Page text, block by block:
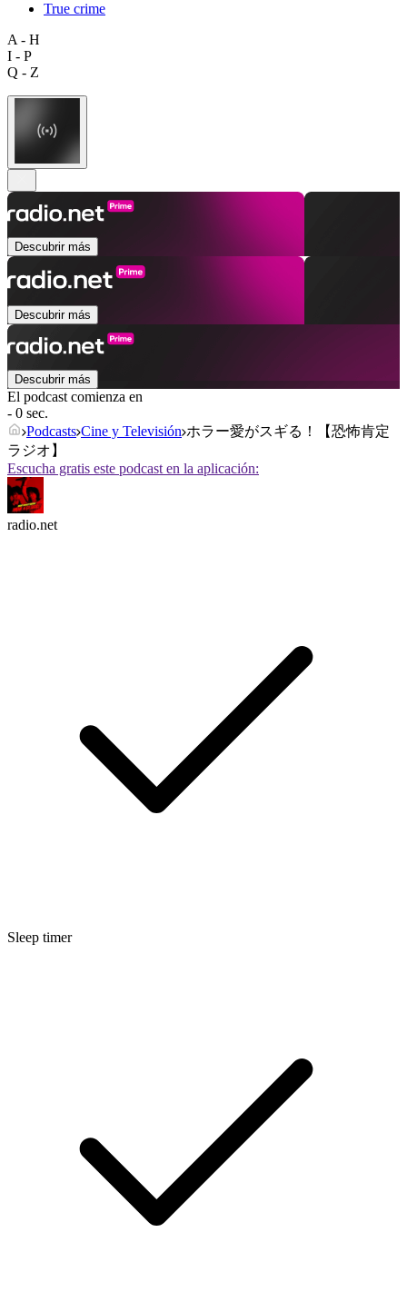
True crime
A - H
I - P
Q - Z
Descubrir más
Descubrir más
Descubrir más
El podcast comienza en
- 0 sec.
Podcasts Cine y Televisión ホラー愛がスギる！【恐怖肯定
ラジオ】
Escucha gratis este podcast en la aplicación:
radio.net
Sleep timer